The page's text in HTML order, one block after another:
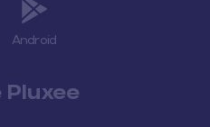
Android